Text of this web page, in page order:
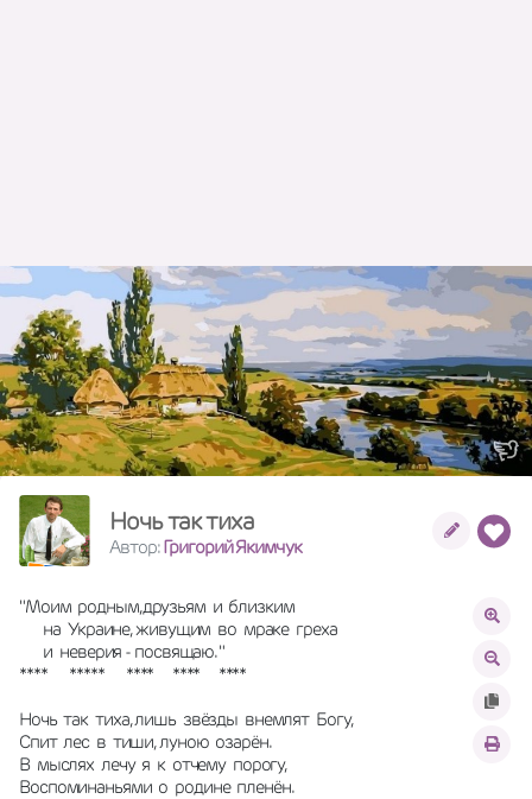
Ночь так тиха
Автор:Григорий Якимчук
"Моим  родным,друзьям  и  близким
       на  Украине, живущим  во  мраке  греха
       и  неверия - посвящаю. "
****       *****       ****      ****      ****
Ночь  так  тиха, лишь  звёзды  внемлят  Богу,
Спит  лес  в  тиши, луною  озарён.
В  мыслях  лечу  я  к  отчему  порогу,
Воспоминаньями  о  родине  пленён.